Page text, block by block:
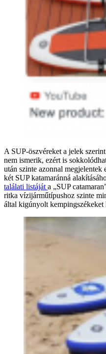
A SUP-öszvéreket a jelek
nem ismerik, ezért is
után szinte azonnal
két SUP katamaránná
találati listáját a „SUP
ritka vízijárműtípushoz szinte
által kigúnyolt kempingszékeket